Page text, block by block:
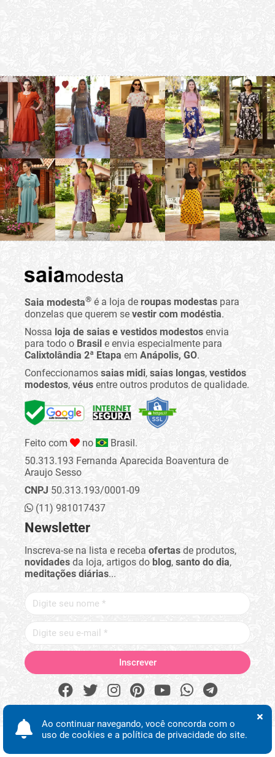
Saia modesta® é a loja de roupas modestas para
donzelas que querem se vestir com modéstia.
Nossa loja de saias e vestidos modestos envia
para todo o Brasil e envia especialmente para
Calixtolândia 2ª Etapa em Anápolis, GO.
Confeccionamos saias midi, saias longas, vestidos
modestos, véus entre outros produtos de qualidade.
Feito com no
Brasil.
50.313.193 Fernanda Aparecida Boaventura de
Araujo Sesso
CNPJ 50.313.193/0001-09
(11) 981017437
Newsletter
Inscreva-se na lista e receba ofertas de produtos,
novidades da loja, artigos do blog, santo do dia,
meditações diárias...
Ao continuar navegando, você concorda com o
uso de cookies e a política de privacidade do site.